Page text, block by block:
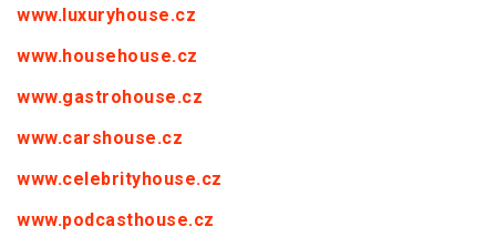
www.luxuryhouse.cz
www.househouse.cz
www.gastrohouse.cz
www.carshouse.cz
www.celebrityhouse.cz
www.podcasthouse.cz